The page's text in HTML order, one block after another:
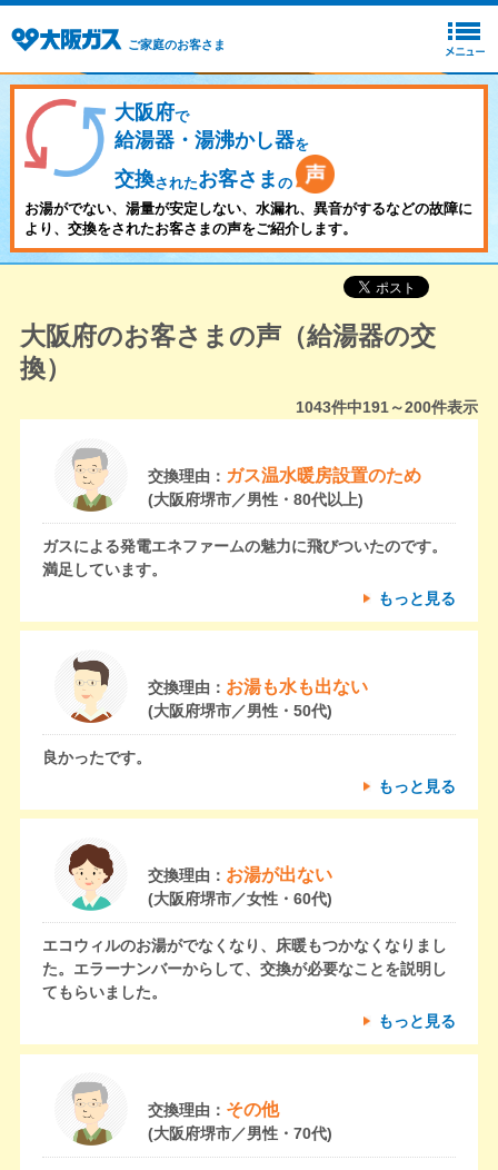
ご家庭のお客さま
大阪府で
給湯器・湯沸かし器を
交換されたお客さま の
お湯がでない、湯量が安定しない、水漏れ、異音がするなどの故障に
より、交換をされたお客さまの声をご紹介します。
大阪府のお客さまの声（給湯器の交
換）
1043件中191～200件表示
交換理由： ガス温水暖房設置のため
(大阪府堺市／男性・80代以上)
ガスによる発電エネファームの魅力に飛びついたのです。
満足しています。
もっと見る
交換理由： お湯も水も出ない
(大阪府堺市／男性・50代)
良かったです。
もっと見る
交換理由： お湯が出ない
(大阪府堺市／女性・60代)
エコウィルのお湯がでなくなり、床暖もつかなくなりまし
た。エラーナンバーからして、交換が必要なことを説明し
てもらいました。
もっと見る
交換理由： その他
(大阪府堺市／男性・70代)